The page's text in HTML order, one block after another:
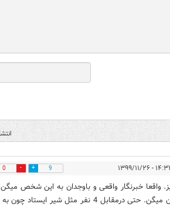
- ۱۳۹۹/۱۱/۲۶ 9
0
خبرنگار واقعی و باوجدان به این شخص
خبرواقعی را میدهد. خبرنگار ازاده و با وجدان به ایشون میگن. حتی